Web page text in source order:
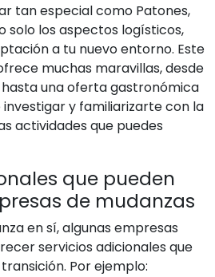
tan especial como Patones,
solo los aspectos logísticos,
a tu nuevo entorno. Este
muchas maravillas, desde
una oferta gastronómica
investigar y familiarizarte con la
actividades que puedes
que pueden
de mudanzas
en sí, algunas empresas
servicios adicionales que
Por ejemplo: